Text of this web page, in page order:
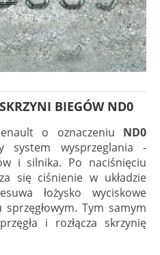
BIEGÓW ND0
o oznaczeniu ND0
system wysprzeglania -
i silnika. Po naciśnięciu
się ciśnienie w układzie
łożysko wyciskowe
Tym samym
i rozłącza skrzynię